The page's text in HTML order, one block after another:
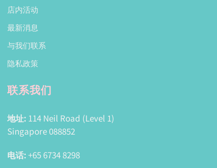
店内活动
最新消息
与我们联系
隐私政策
联系我们
地址: 114 Neil Road (Level 1)
Singapore 088852
电话: +65 6734 8298